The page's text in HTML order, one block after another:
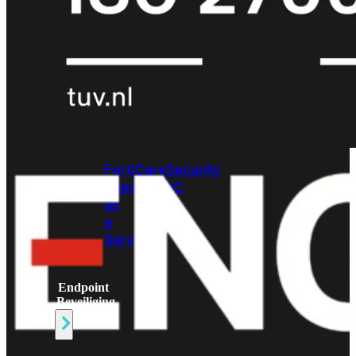
ProtectionEnterprise
a
FortiCareSecurity
Bundels
SOC
as
a
Service
Endpoint
Beveiliging